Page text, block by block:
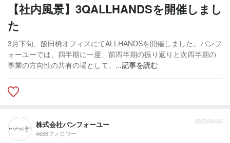
【社内風景】3QALLHANDSを開催しまし
た
3月下旬、飯田橋オフィスにてALLHANDSを開催しました。パンフ
ォーユーでは、四半期に一度、前四半期の振り返りと次四半期の
事業の方向性の共有の場として、...記事を読む
株式会社パンフォーユー
4686フォロワー
2023/04/06